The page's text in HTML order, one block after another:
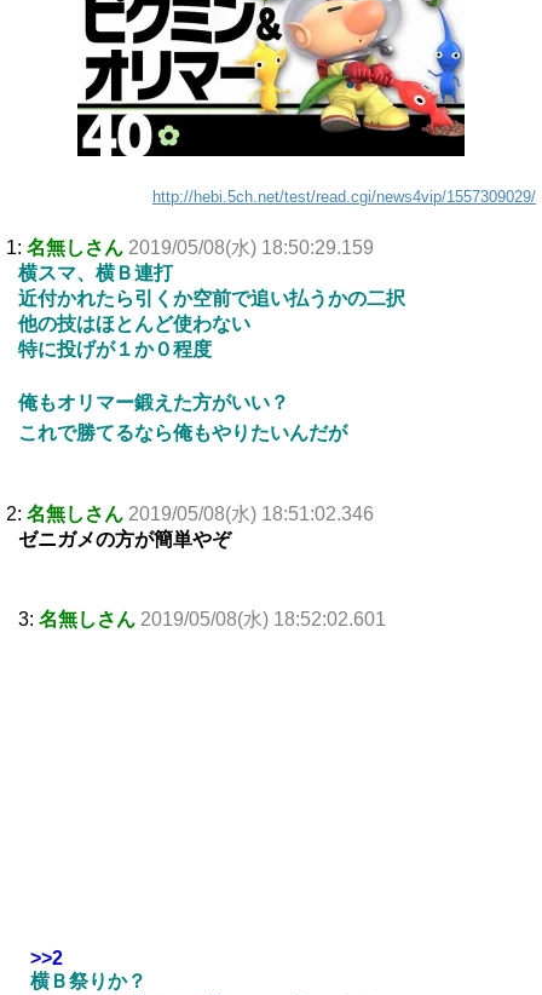
http://hebi.5ch.net/test/read.cgi/news4vip/1557309029/
1: 名無しさん 2019/05/08(水) 18:50:29.159
横スマ、横Ｂ連打
近付かれたら引くか空前で追い払うかの二択
他の技はほとんど使わない
特に投げが１か０程度
俺もオリマー鍛えた方がいい？
これで勝てるなら俺もやりたいんだが
2: 名無しさん 2019/05/08(水) 18:51:02.346
ゼニガメの方が簡単やぞ
3: 名無しさん 2019/05/08(水) 18:52:02.601
>>2
横Ｂ祭りか？